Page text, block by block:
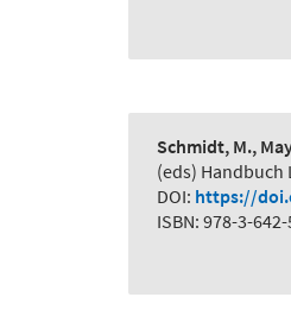
Schmidt, M.,
(eds) Handbuch
DOI: https://
ISBN: 978-3-